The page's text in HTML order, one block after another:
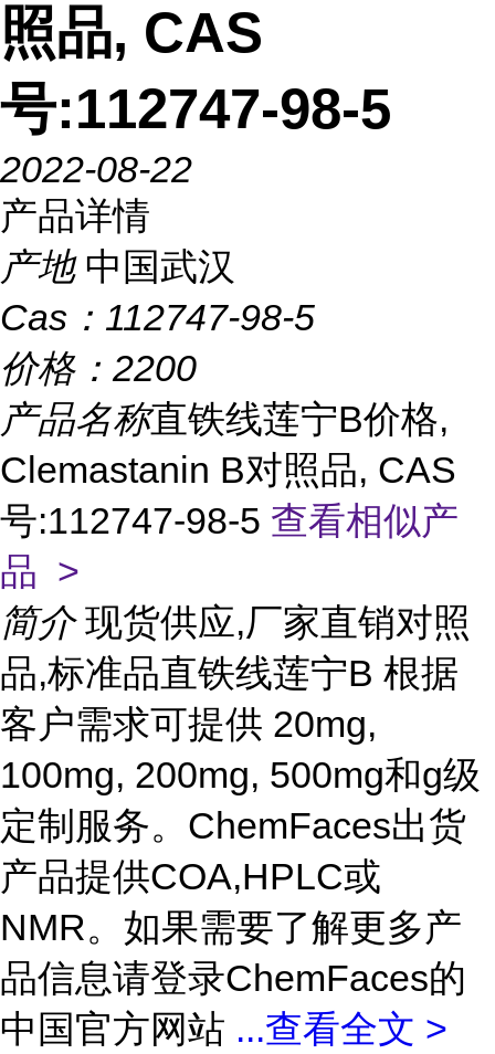
照品, CAS
号:112747-98-5
2022-08-22
产品详情
产地 中国武汉
Cas： 112747-98-5
价格： 2200
产品名称直铁线莲宁B价格,
Clemastanin B对照品, CAS
号:112747-98-5 查看相似产
品 >
简介 现货供应,厂家直销对照
品,标准品直铁线莲宁B 根据
客户需求可提供 20mg,
100mg, 200mg, 500mg和g级
定制服务。ChemFaces出货
产品提供COA,HPLC或
NMR。如果需要了解更多产
品信息请登录ChemFaces的
中国官方网站 ...查看全文 >